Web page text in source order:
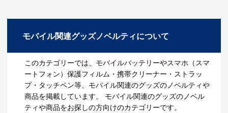
モバイル関連グッズノベルティについて
このカテゴリーでは、モバイルバッテリーやスマホ（スマ
ートフォン）保護フィルム・携帯クリーナー・ストラッ
プ・タッチペン等、モバイル関連のグッズのノベルティや
商品を掲載しています。 モバイル関連のグッズのノベル
ティや商品をお探しの方向けのカテゴリーです。